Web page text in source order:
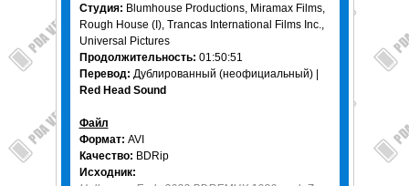
Студия: Blumhouse Productions, Miramax Films,
Rough House (I), Trancas International Films Inc.,
Universal Pictures
Продолжительность: 01:50:51
Перевод: Дублированный (неофициальный) |
Red Head Sound
Файл
Формат: AVI
Качество: BDRip
Исходник: